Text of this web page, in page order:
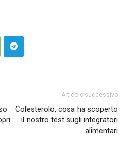
Articolo successivo
Colesterolo, cosa ha scoperto
il nostro test sugli integratori
alimentari